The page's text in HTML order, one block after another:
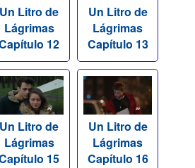
Un Litro de
Lágrimas
12
Un Litro de
Lágrimas
Capítulo 13
Un Litro de
Lágrimas
15
Un Litro de
Lágrimas
Capítulo 16